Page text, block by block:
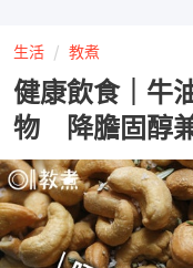
生活 教煮
健康飲食｜牛
物 降膽固醇